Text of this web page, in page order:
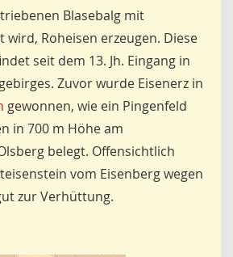
Blasebalg mit
Roheisen erzeugen. Diese
seit dem 13. Jh. Eingang in
Zuvor wurde Eisenerz in
gewonnen, wie ein Pingenfeld
in 700 m Höhe am
belegt. Offensichtlich
vom Eisenberg wegen
zur Verhüttung.